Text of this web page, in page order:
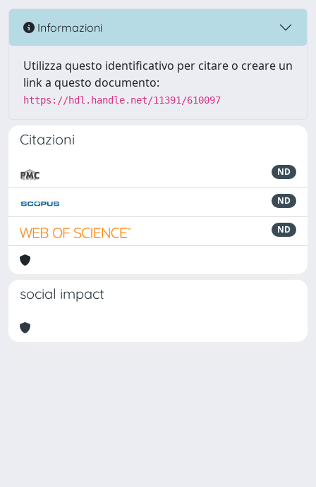
Informazioni
Utilizza questo identificativo per citare o creare un
link a questo documento:
https://hdl.handle.net/11391/610097
Citazioni
ND
ND
ND
social impact